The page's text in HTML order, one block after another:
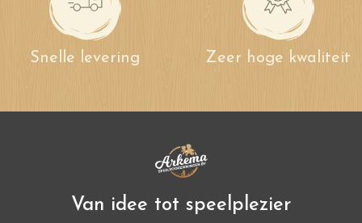
Snelle levering Zeer hoge kwaliteit
Van idee tot speelplezier